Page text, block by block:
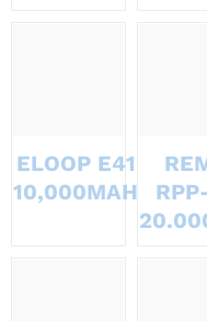
ELOOP E41
10,000MAH